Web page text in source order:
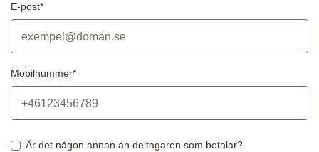
E-post*
Mobilnummer*
Är det någon annan än deltagaren som betalar?